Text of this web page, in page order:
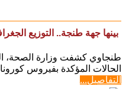
بينها جهة طنجة.. التوزيع
الحالات المؤكدة بفيروس كورونا
التفاصيل...